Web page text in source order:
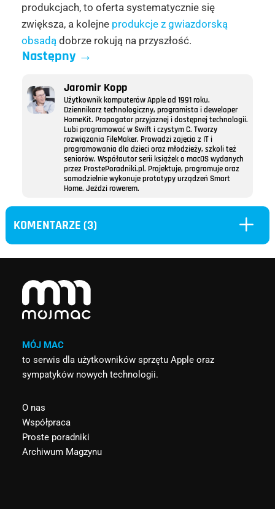
produkcjach, to oferta systematycznie się
zwiększa, a kolejne produkcje z gwiazdorską
obsadądobrze rokują na przyszłość.
Następny→
Jaromir Kopp
Użytkownik komputerów Apple od 1991 roku.
Dziennikarz technologiczny, programista i deweloper
HomeKit. Propagator przyjaznej i dostępnej technologii.
Lubi programować w Swift i czystym C. Tworzy
rozwiązania FileMaker. Prowadzi zajęcia z IT i
programowania dla dzieci oraz młodzieży, szkoli też
seniorów. Współautor serii książek o macOS wydanych
przez ProstePoradniki.pl. Projektuje, programuje oraz
samodzielnie wykonuje prototypy urządzeń Smart
Home. Jeździ rowerem.
KOMENTARZE (3) L
MÓJ MAC
to serwis dla użytkowników sprzętu Apple oraz
sympatyków nowych technologii.
O nas
Współpraca
Proste poradniki
Archiwum Magzynu